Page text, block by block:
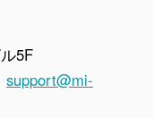
5F
support@mi-